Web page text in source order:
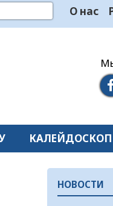
О нас
КАЛЕЙДОСКОП
НОВОСТИ